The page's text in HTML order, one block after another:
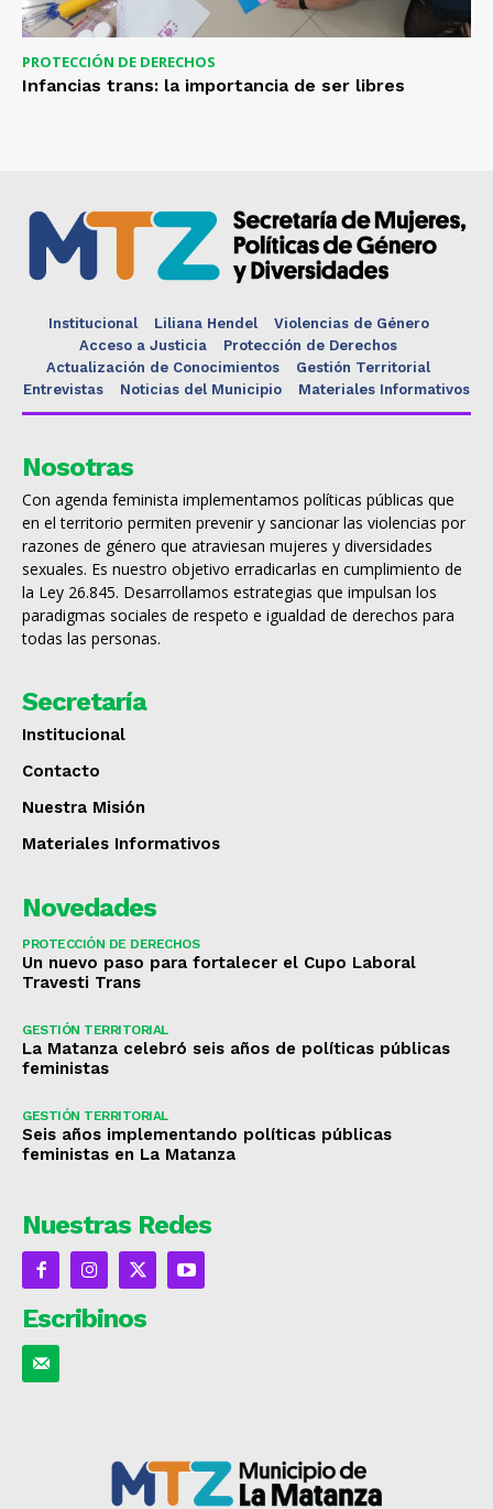
PROTECCIÓN DE DERECHOS
Infancias trans: la importancia de ser libres
Institucional Liliana Hendel
Violencias de Género
Acceso a Justicia
Protección de Derechos
Actualización de Conocimientos
Gestión Territorial
Entrevistas
Noticias del Municipio Materiales Informativos
Nosotras
Con agenda feminista implementamos políticas públicas que
en el territorio permiten prevenir y sancionar las violencias por
razones de género que atraviesan mujeres y diversidades
sexuales. Es nuestro objetivo erradicarlas en cumplimiento de
la Ley 26.845. Desarrollamos estrategias que impulsan los
paradigmas sociales de respeto e igualdad de derechos para
todas las personas.
Secretaría
Institucional
Contacto
Nuestra Misión
Materiales Informativos
Novedades
PROTECCIÓN DE DERECHOS
Un nuevo paso para fortalecer el Cupo Laboral
Travesti Trans
GESTIÓN TERRITORIAL
La Matanza celebró seis años de políticas públicas
feministas
GESTIÓN TERRITORIAL
Seis años implementando políticas públicas
feministas en La Matanza
Nuestras Redes
Escribinos